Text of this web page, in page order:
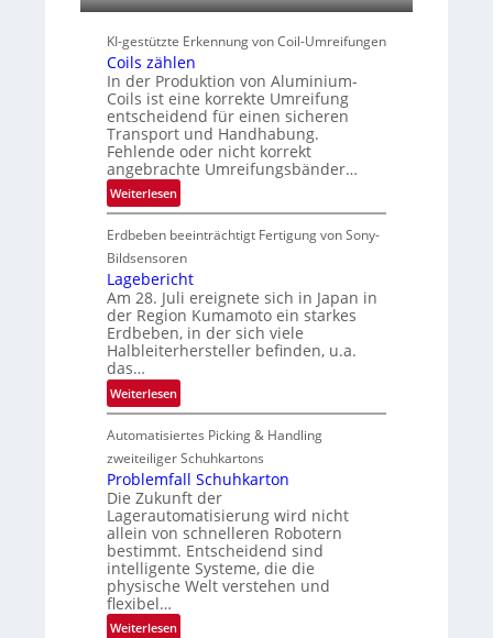
s
l
e
i
t
e
r
i
n
KI-gestützte Erkennung von Coil-Umreifungen
Coils zählen
In der Produktion von Aluminium-
Coils ist eine korrekte Umreifung
entscheidend für einen sicheren
Transport und Handhabung.
Fehlende oder nicht korrekt
angebrachte Umreifungsbänder…
Weiterlesen:
C
o
i
l
s
z
ä
h
l
e
Erdbeben beeinträchtigt Fertigung von Sony-
Bildsensoren
Lagebericht
Am 28. Juli ereignete sich in Japan in
der Region Kumamoto ein starkes
Erdbeben, in der sich viele
Halbleiterhersteller befinden, u.a.
das…
Weiterlesen:
L
a
g
e
b
e
r
i
c
Automatisiertes Picking & Handling
zweiteiliger Schuhkartons
Problemfall Schuhkarton
Die Zukunft der
Lagerautomatisierung wird nicht
allein von schnelleren Robotern
bestimmt. Entscheidend sind
intelligente Systeme, die die
physische Welt verstehen und
flexibel…
Weiterlesen: